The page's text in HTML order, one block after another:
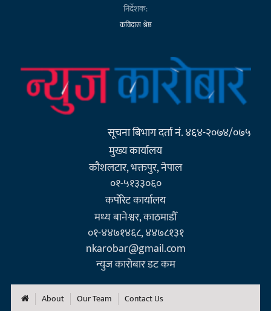
निर्देशक:
कविदास श्रेष्ठ
सूचना बिभाग दर्ता नं. ४६४-२०७४/०७५
मुख्य कार्यालय
कौशलटार, भक्तपुर, नेपाल
०१-५१३३०६०
कर्पाेरेट कार्यालय
मध्य बानेश्वर, काठमाडौँ
०१-४४७१४६८, ४४७८१३१
nkarobar@gmail.com
न्युज कारोबार डट कम
About Our Team
Contact Us